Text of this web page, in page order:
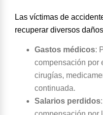
Las víctimas de
recuperar diversos
Gastos médicos:
compensación por
cirugías,
continuada.
Salarios perdidos: